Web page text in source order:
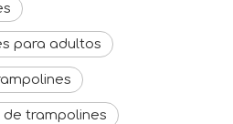
para adultos
trampolines